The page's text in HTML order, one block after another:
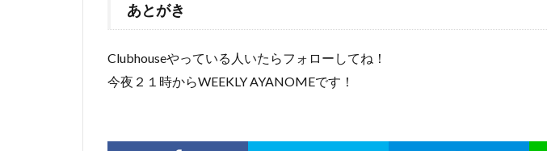
あとがき
Clubhouseやっている人いたらフォローしてね！
今夜２１時からWEEKLY AYANOMEです！